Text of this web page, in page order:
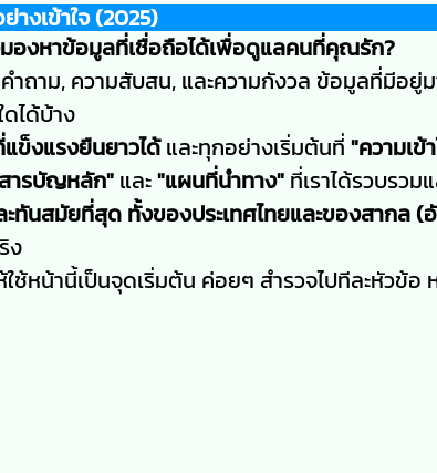
งเข้าใจ (2025)
มองหาข้อมูลที่เชื่อถือได้เพื่อดูแลคนที่คุณรัก?
คำถาม, ความสับสน, และความกังวล ข้อมูลที่มีอ
ได้บ้าง
ข็งแรงยืนยาวได้และทุกอย่างเริ่มต้นที่ "ความเข้
ารบัญหลัก" และ"แผนที่นำทาง" ที่เราได้รวบรวม
ทันสมัยที่สุด ทั้งของประเทศไทยและของสากล (
ง
หน้านี้เป็นจุดเริ่มต้น ค่อยๆ สำรวจไปทีละหัวข้อ